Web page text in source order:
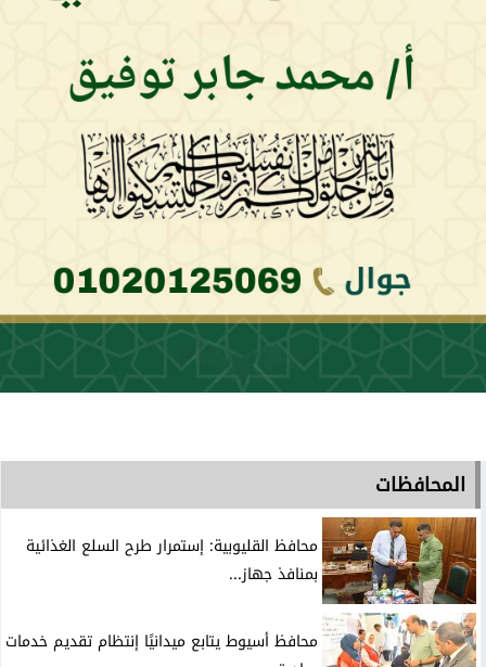
المحافظات
محافظ القليوبية: إستمرار طرح السلع الغذائية
بمنافذ جهاز...
محافظ أسيوط يتابع ميدانيًا إنتظام تقديم خدمات